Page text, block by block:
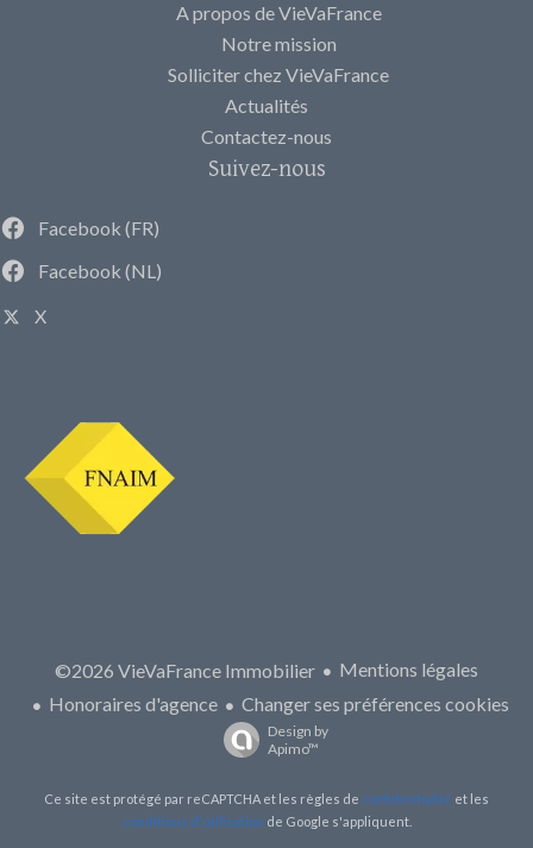
A propos de VieVaFrance
Notre mission
Solliciter chez VieVaFrance
Actualités
Contactez-nous
Suivez-nous
Facebook (FR)
Facebook (NL)
X
©2026 VieVaFrance Immobilier
Mentions légales
Honoraires d'agence
Changer ses préférences cookies
Design by
Apimo™
Ce site est protégé par reCAPTCHA et les règles de confidentialité et les
conditions d'utilisation de Google s'appliquent.